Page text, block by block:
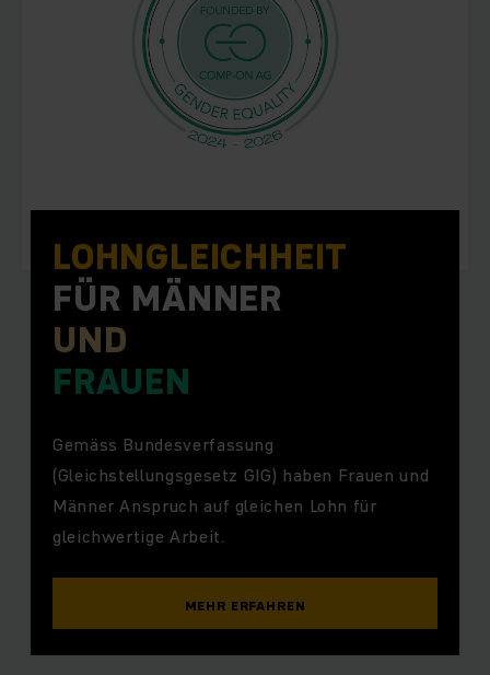
LOHN­GLEICHHEIT
FÜR MÄNNER
UND
FRAUEN
Gemäss Bundesverfassung
(Gleichstellungsgesetz GIG) haben Frauen und
Männer Anspruch auf gleichen Lohn für
gleichwertige Arbeit.
MEHR ERFAHREN